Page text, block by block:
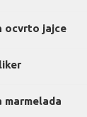
ocvrto jajce
marmelada